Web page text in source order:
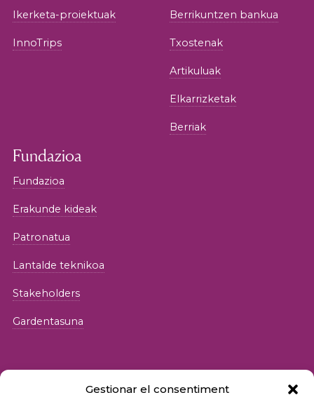
Gestionar el consentiment
Ikerketa-proiektuak
InnoTrips
Berrikuntzen bankua
Txostenak
Artikuluak
Elkarrizketak
Berriak
Fundazioa
Fundazioa
Erakunde kideak
Patronatua
Lantalde teknikoa
Stakeholders
Gardentasuna